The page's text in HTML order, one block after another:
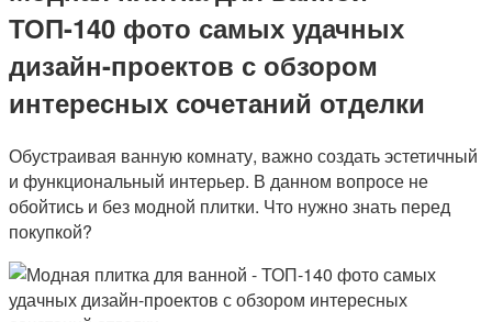
ТОП-140 фото самых удачных
дизайн-проектов с обзором
интересных сочетаний отделки
Обустраивая ванную комнату, важно создать эстетичный
и функциональный интерьер. В данном вопросе не
обойтись и без модной плитки. Что нужно знать перед
покупкой?